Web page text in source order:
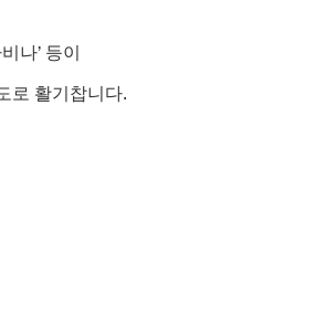
나’ 등이
로 활기찹니다.